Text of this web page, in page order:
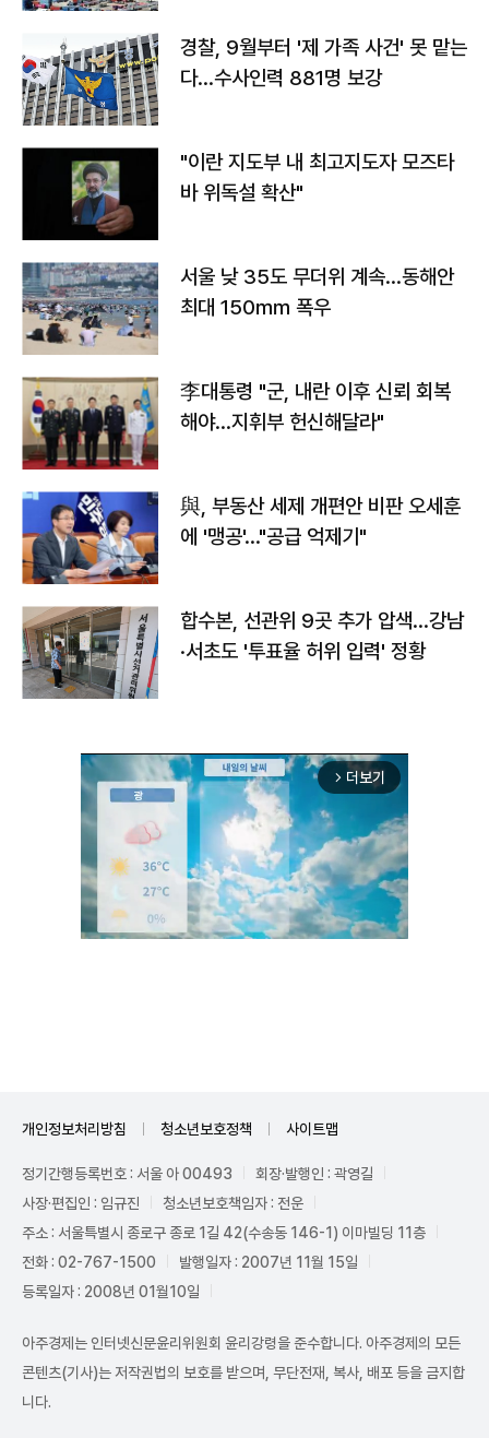
경찰, 9월부터 '제 가족 사건' 못 맡는
다…수사인력 881명 보강
"이란 지도부 내 최고지도자 모즈타
바 위독설 확산"
서울 낮 35도 무더위 계속…동해안
최대 150㎜ 폭우
李대통령 "군, 내란 이후 신뢰 회복
해야…지휘부 헌신해달라"
與, 부동산 세제 개편안 비판 오세훈
에 '맹공'…"공급 억제기"
합수본, 선관위 9곳 추가 압색…강남
·서초도 '투표율 허위 입력' 정황
arrow_forward_ios 더보기
개인정보처리방침 청소년보호정책 사이트맵
정기간행등록번호 : 서울 아 00493
회장·발행인 : 곽영길
사장·편집인 : 임규진
청소년보호책임자 : 전운
주소 : 서울특별시 종로구 종로 1길 42(수송동 146-1) 이마빌딩 11층
전화 : 02-767-1500
발행일자 : 2007년 11월 15일
등록일자 : 2008년 01월10일
아주경제는 인터넷신문윤리위원회 윤리강령을 준수합니다. 아주경제의 모든
콘텐츠(기사)는 저작권법의 보호를 받으며, 무단전재, 복사, 배포 등을 금지합
니다.